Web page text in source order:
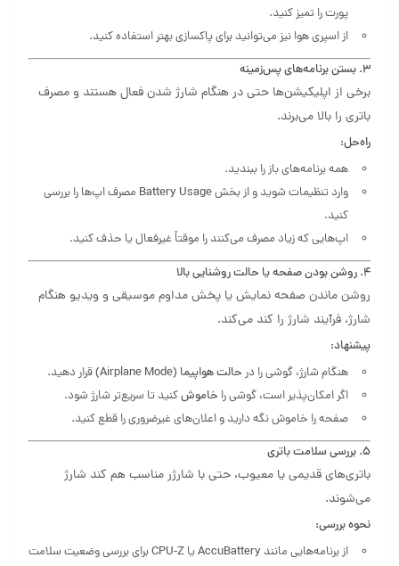
پورت را تمیز کنید.
از اسپری هوا نیز می‌توانید برای پاکسازی بهتر استفاده کنید.
۳. بستن برنامه‌های پس‌زمینه
برخی از اپلیکیشن‌ها حتی در هنگام شارژ شدن فعال هستند و مصرف
باتری را بالا می‌برند.
راه‌حل:
همه برنامه‌های باز را ببندید.
وارد تنظیمات شوید و از بخشBattery Usage مصرف اپ‌ها را بررسی
کنید.
اپ‌هایی که زیاد مصرف می‌کنند را موقتاً غیرفعال یا حذف کنید.
۴. روشن بودن صفحه یا حالت روشنایی بالا
روشن ماندن صفحه نمایش یا پخش مداوم موسیقی و ویدیو هنگام
شارژ، فرآیند شارژ را کند می‌کند.
پیشنهاد:
هنگام شارژ، گوشی را در حالت هواپیما (Airplane Mode)
قرار دهید.
اگر امکان‌پذیر است، گوشی را خاموشکنید تا سریع‌تر شارژ شود.
صفحه را خاموش نگه دارید و اعلان‌های غیرضروری را قطع کنید.
۵. بررسی سلامت باتری
باتری‌های قدیمی یا معیوب، حتی با شارژر مناسب هم کند شارژ
می‌شوند.
نحوه بررسی:
از برنامه‌هایی مانند AccuBatteryیا CPU-Zبرای بررسی وضعیت سلامت